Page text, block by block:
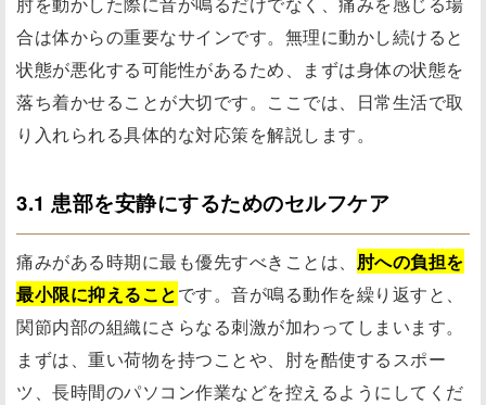
合は体からの重要なサインです。無理に動かし続けると
状態が悪化する可能性があるため、まずは身体の状態を
落ち着かせることが大切です。ここでは、日常生活で取
り入れられる具体的な対応策を解説します。
3.1 患部を安静にするためのセルフケア
痛みがある時期に最も優先すべきことは、 肘への負担を
最小限に抑えることです。音が鳴る動作を繰り返すと、
関節内部の組織にさらなる刺激が加わってしまいます。
まずは、重い荷物を持つことや、肘を酷使するスポー
ツ、長時間のパソコン作業などを控えるようにしてくだ